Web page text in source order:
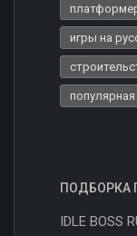
игры на
популярная
ПОДБОРКА
IDLE BOSS